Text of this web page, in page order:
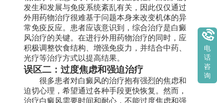
发生和发展与免疫系统紊乱有关，因此仅仅通过
外用药物治疗很难基于问题本身来改变机体的异
常免疫反应。患者应该意识到，综合治疗是白癜
风治疗的关键。在进行外用药物治疗的同时，应
积极调整饮食结构、增强免疫力，并结合中药、
光疗等治疗方式以提高结果。
误区二：过度焦虑和强迫治疗
很多患者对白癜风的治疗抱有强烈的焦虑和
迫切心理，希望通过各种手段更快恢复。然而，
治疗白癜风需要时间和耐心，不能过度焦虑和强
电
话
咨
询